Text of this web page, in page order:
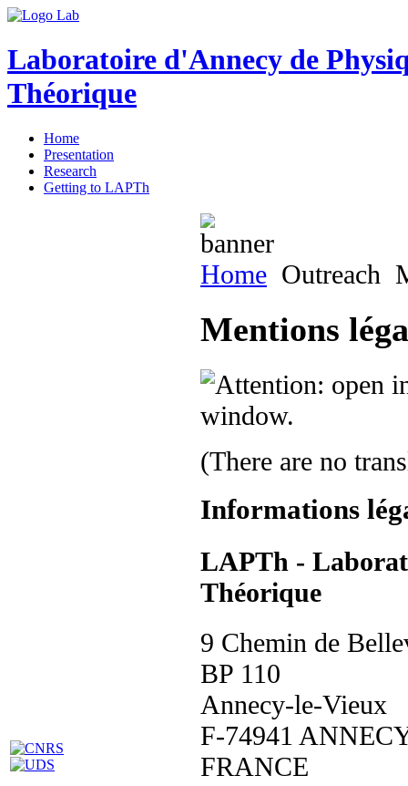
Laboratoire d'Annecy de
Théorique
Home
Presentation
Research
Getting to LAPTh
Home Outreach
Mentions
(There are no
Informations
LAPTh -
Théorique
9 Chemin de
BP 110
Annecy-le-Vieux
F-74941
FRANCE